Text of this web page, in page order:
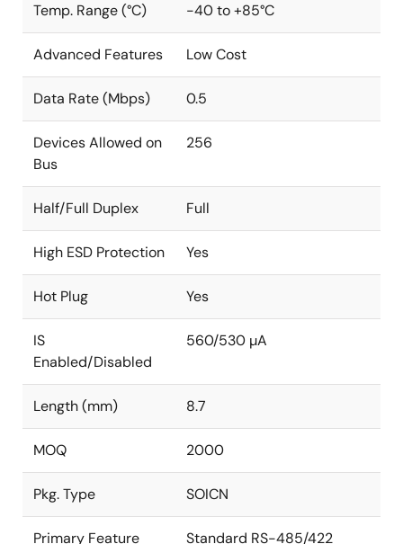
Temp. Range (°C) -40 to +85°C
Advanced Features Low Cost
Data Rate (Mbps) 0.5
Devices Allowed on
Bus
256
Half/Full Duplex Full
High ESD Protection Yes
Hot Plug Yes
IS
Enabled/Disabled
560/530 µA
Length (mm) 8.7
MOQ 2000
Pkg. Type SOICN
Primary Feature Standard RS-485/422